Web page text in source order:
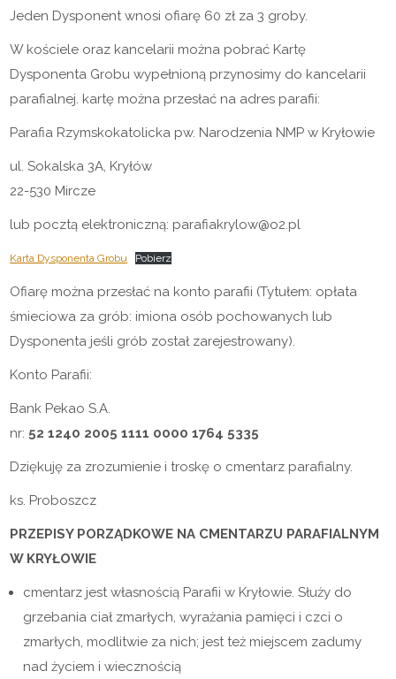
Jeden Dysponent wnosi ofiarę 60 zł za 3 groby.
W kościele oraz kancelarii można pobrać Kartę
Dysponenta Grobu wypełnioną przynosimy do kancelarii
parafialnej. kartę można przesłać na adres parafii:
Parafia Rzymskokatolicka pw. Narodzenia NMP w Kryłowie
ul. Sokalska 3A, Kryłów
22-530 Mircze
lub pocztą elektroniczną: parafiakrylow@o2.pl
Karta Dysponenta Grobu Pobierz
Ofiarę można przesłać na konto parafii (Tytułem: opłata
śmieciowa za grób: imiona osób pochowanych lub
Dysponenta jeśli grób został zarejestrowany).
Konto Parafii:
Bank Pekao S.A.
nr: 52 1240 2005 1111 0000 1764 5335
Dziękuję za zrozumienie i troskę o cmentarz parafialny.
ks. Proboszcz
PRZEPISY PORZĄDKOWE NA CMENTARZU PARAFIALNYM
W KRYŁOWIE
cmentarz jest własnością Parafii w Kryłowie. Służy do
grzebania ciał zmarłych, wyrażania pamięci i czci o
zmarłych, modlitwie za nich; jest też miejscem zadumy
nad życiem i wiecznością